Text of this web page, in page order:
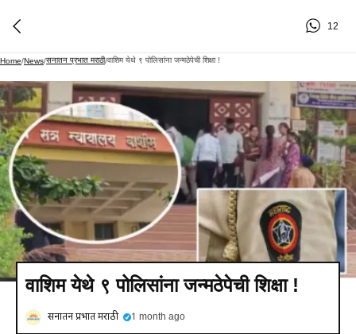
12
Home/News/सनातन प्रभात मराठी/वाशिम येथे ९ पोलिसांना जन्मठेपेची शिक्षा !
वाशिम येथे ९ पोलिसांना जन्मठेपेची शिक्षा !
सनातन प्रभात मराठी 1 month ago